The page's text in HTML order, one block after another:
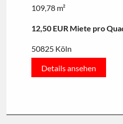
109,78 m²
12,50 EUR Miete pro
50825 Köln
Details ansehen